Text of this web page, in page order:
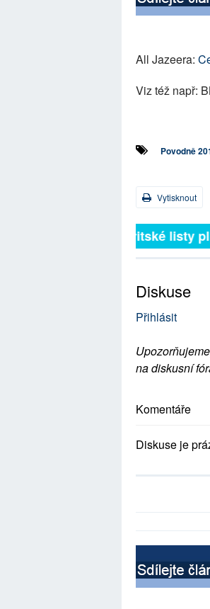
All Jazeera:
Viz též např:
Povodně
Vytisknout
Britské listy
Diskuse
Přihlásit
na diskusní
Komentáře
Diskuse je